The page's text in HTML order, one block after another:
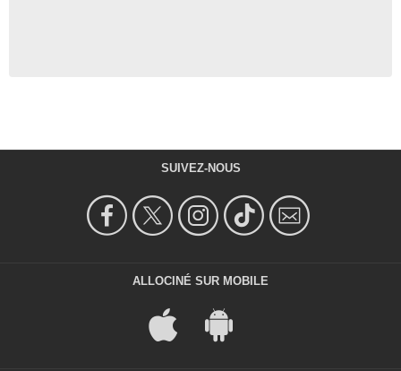
SUIVEZ-NOUS
ALLOCINÉ SUR MOBILE